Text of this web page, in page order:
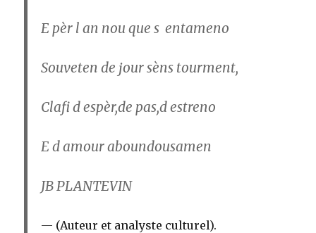
E pèr l an nou que s entameno
Souveten de jour sèns tourment,
Clafi d espèr,de pas,d estreno
E d amour aboundousamen
JB PLANTEVIN
(Auteur et analyste culturel).